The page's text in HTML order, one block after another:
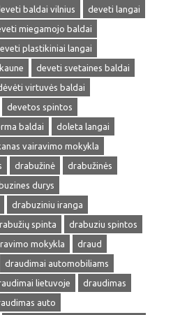
baldai vilnius
deveti langai
miegamojo baldai
plastikiniai langai
deveti svetaines baldai
virtuvės baldai
devetos spintos
baldai
doleta langai
vairavimo mokykla
drabužinė
drabužinės
durys
drabuziniu iranga
spinta
drabuziu spintos
mokykla
draud
draudimai automobiliams
lietuvoje
draudimas
auto